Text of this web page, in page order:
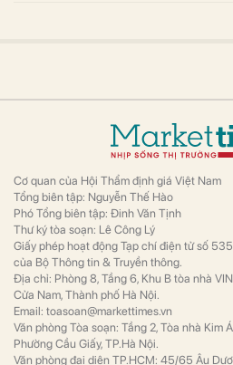
Cơ quan của Hội Thẩm định giá Việt Nam
Tổng biên tập: Nguyễn Thế Hào
Phó Tổng biên tập: Đinh Văn Tịnh
Thư ký tòa soạn: Lê Công Lý
Giấy phép hoạt động Tạp chí điện tử số
của Bộ Thông tin & Truyền thông.
Địa chỉ: Phòng 8, Tầng 6, Khu B tòa nhà
Cửa Nam, Thành phố Hà Nội.
Email: toasoan@markettimes.vn
Văn phòng Tòa soạn: Tầng 2, Tòa nhà Kim
Phường Cầu Giấy, TP.Hà Nội.
Văn phòng đại diện TP.HCM: 45/65 Âu